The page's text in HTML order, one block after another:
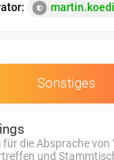
Sonstiges
für die Absprache
und